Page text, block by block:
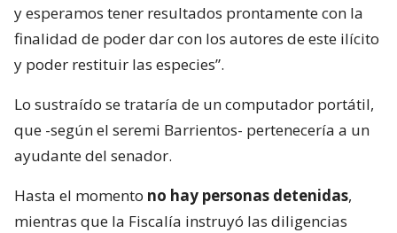
y esperamos tener resultados prontamente con la
finalidad de poder dar con los autores de este ilícito
y poder restituir las especies”.
Lo sustraído se trataría de un computador portátil,
que -según el seremi Barrientos- pertenecería a un
ayudante del senador.
Hasta el momento no hay personas detenidas,
mientras que la Fiscalía instruyó las diligencias